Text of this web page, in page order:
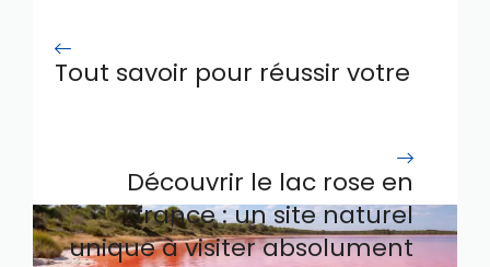
Tout savoir pour réussir votre
Découvrir le lac rose en
france : un site naturel
unique à visiter absolument